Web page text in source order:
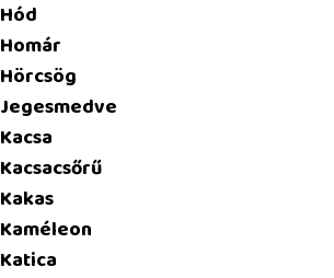
Hód
Homár
Hörcsög
Jegesmedve
Kacsa
Kacsacsőrű
Kakas
Kaméleon
Katica